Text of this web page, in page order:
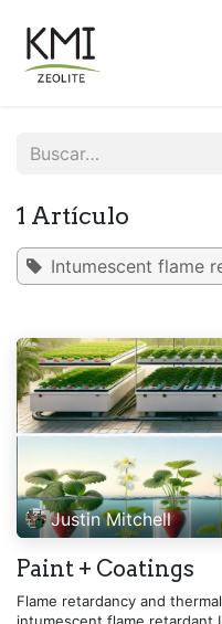
1 Artículo
Intumescent flame
Justin Mitchell
Paint + Coatings
Flame retardancy and